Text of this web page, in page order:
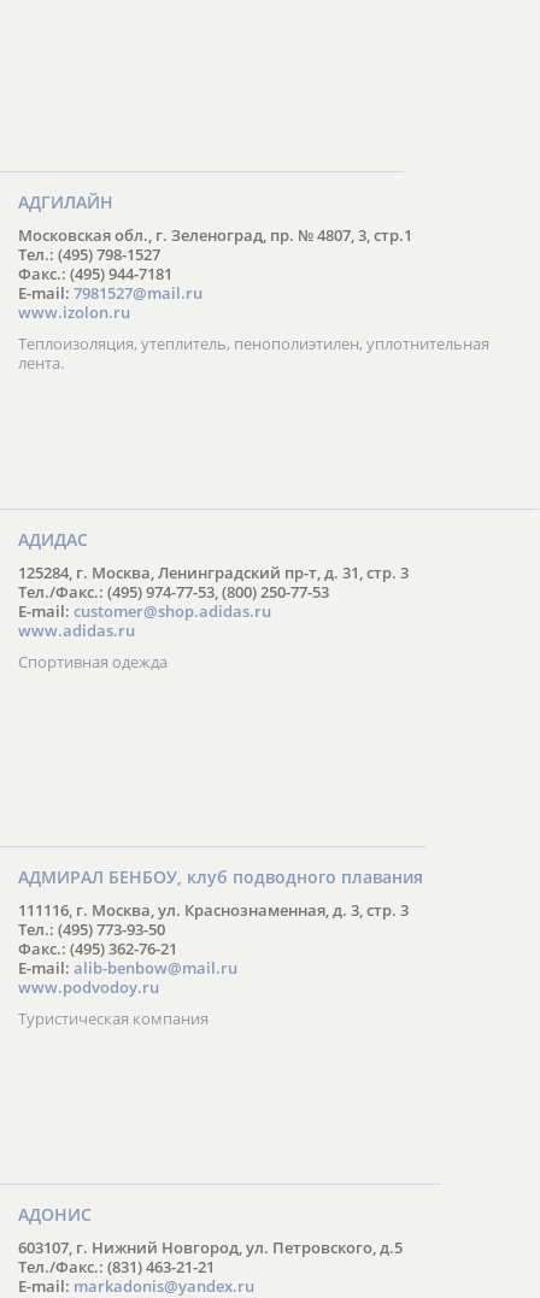
АДГИЛАЙН
Московская обл., г. Зеленоград, пр. № 4807, 3, стр.1
Тел.: (495) 798-1527
Факс.: (495) 944-7181
E-mail: 7981527@mail.ru
www.izolon.ru
Теплоизоляция, утеплитель, пенополиэтилен, уплотнительная
лента.
АДИДАС
125284, г. Москва, Ленинградский пр-т, д. 31, стр. 3
Тел./Факс.: (495) 974-77-53, (800) 250-77-53
E-mail: customer@shop.adidas.ru
www.adidas.ru
Спортивная одежда
АДМИРАЛ БЕНБОУ, клуб подводного плавания
111116, г. Москва, ул. Краснознаменная, д. 3, стр. 3
Тел.: (495) 773-93-50
Факс.: (495) 362-76-21
E-mail: alib-benbow@mail.ru
www.podvodoy.ru
Туристическая компания
АДОНИС
603107, г. Нижний Новгород, ул. Петровского, д.5
Тел./Факс.: (831) 463-21-21
E-mail: markadonis@yandex.ru